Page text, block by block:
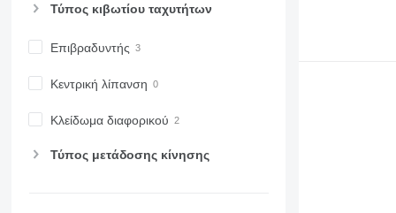
Τύπος κιβωτίου ταχυτήτων
Επιβραδυντής
Κεντρική λίπανση
Κλείδωμα διαφορικού
Τύπος μετάδοσης κίνησης